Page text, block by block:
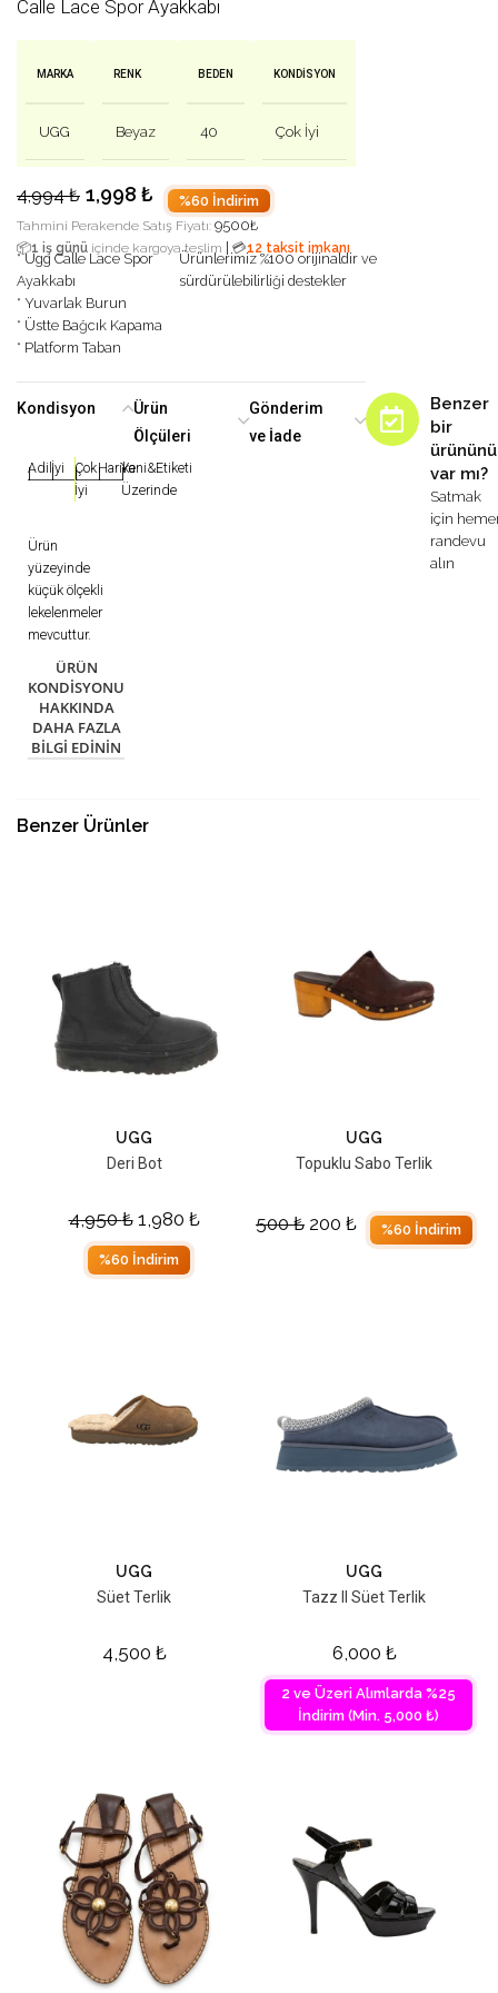
Calle Lace Spor Ayakkabı
MARKA
UGG
RENK
Beyaz
BEDEN
40
KONDISYON
Çok İyi
4,994₺ 1,998 ₺ %60 İndirim
Tahmini Perakende Satış Fiyatı: 9500₺
📦1 iş günü içinde kargoya teslim 💳12 taksit imkanı
* Ugg Calle Lace Spor
Ayakkabı
* Yuvarlak Burun
* Üstte Bağcık Kapama
* Platform Taban
Ürünlerimiz %100 orijinaldir ve
sürdürülebilirliği destekler
Kondisyon
|Adil|İyi |Çok
İyi
|Harika
|Yeni&Etiketi
Üzerinde
Ürün
yüzeyinde
küçük ölçekli
lekelenmeler
mevcuttur.
ÜRÜN
KONDISYONU
HAKKINDA
DAHA FAZLA
BILGI EDININ
Ürün
Ölçüleri
Gönderim
ve İade
Benzer
bir
var mı?
Satmak
için
randevu
alın
Benzer Ürünler
UGG
Deri Bot
4,950₺ 1,980 ₺
%60 İndirim
UGG
Topuklu Sabo Terlik
500₺ 200 ₺ %60 İndirim
UGG
Süet Terlik
4,500 ₺
UGG
Tazz II Süet Terlik
6,000 ₺
2 ve Üzeri Alımlarda %25
İndirim (Min. 5,000 ₺)